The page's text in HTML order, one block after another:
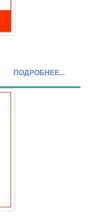
ПОДРОБНЕЕ...